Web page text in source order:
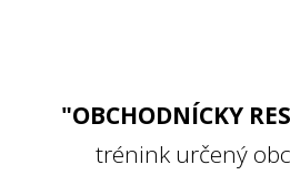
"OBCHODNÍCKY
trénink určený